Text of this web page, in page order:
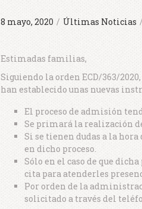
8 mayo, 2020 / Últimas Noticias /
Estimadas familias,
Siguiendo la orden ECD/363/
han establecido unas nuevas
El proceso de admisión
Se primará la realización
Si se tienen dudas a la
en dicho proceso.
Sólo en el caso de que
cita para atenderles
Por orden de la
solicitado a través del